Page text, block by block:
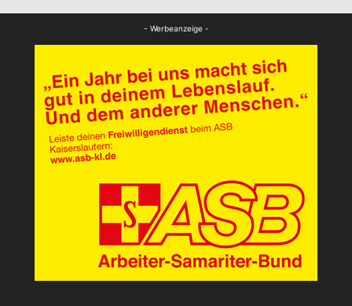
- Werbeanzeige -